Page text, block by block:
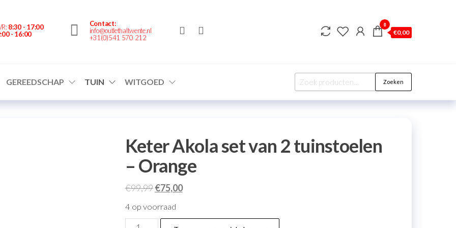
8:30 - 17:00
- 16:00
Contact:
info@outlethaltwente.nl
+31(0)541 570 212
0
€0,00
GEREEDSCHAP TUIN WITGOED Zoeken
Keter Akola set van 2 tuinstoelen
– Orange
€99,99€75,00
4 op voorraad